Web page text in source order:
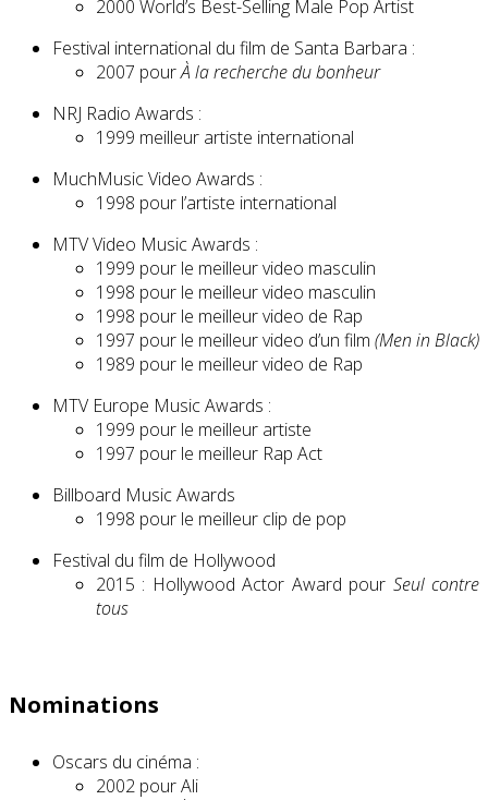
2000 World’s Best-Selling Male Pop Artist
Festival international du film de Santa Barbara :
2007 pourÀ la recherche du bonheur
NRJ Radio Awards :
1999 meilleur artiste international
MuchMusic Video Awards :
1998 pour l’artiste international
MTV Video Music Awards :
1999 pour le meilleur video masculin
1998 pour le meilleur video masculin
1998 pour le meilleur video de Rap
1997 pour le meilleur video d’un film (Men in Black)
1989 pour le meilleur video de Rap
MTV Europe Music Awards :
1999 pour le meilleur artiste
1997 pour le meilleur Rap Act
Billboard Music Awards
1998 pour le meilleur clip de pop
Festival du film de Hollywood
2015 : Hollywood Actor Award pour Seul contre
tous
Nominations
Oscars du cinéma :
2002 pour Ali